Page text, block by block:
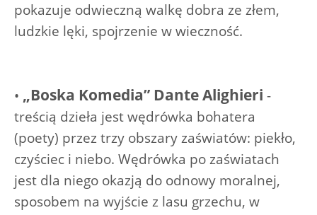
pokazuje odwieczną walkę dobra ze złem,
ludzkie lęki, spojrzenie w wieczność.
• „Boska Komedia” Dante Alighieri -
treścią dzieła jest wędrówka bohatera
(poety) przez trzy obszary zaświatów: piekło,
czyściec i niebo. Wędrówka po zaświatach
jest dla niego okazją do odnowy moralnej,
sposobem na wyjście z lasu grzechu, w